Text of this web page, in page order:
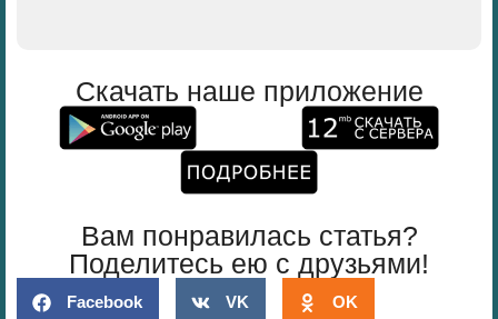
Скачать наше приложение
Вам понравилась статья?
Поделитесь ею с друзьями!
Facebook VK OK